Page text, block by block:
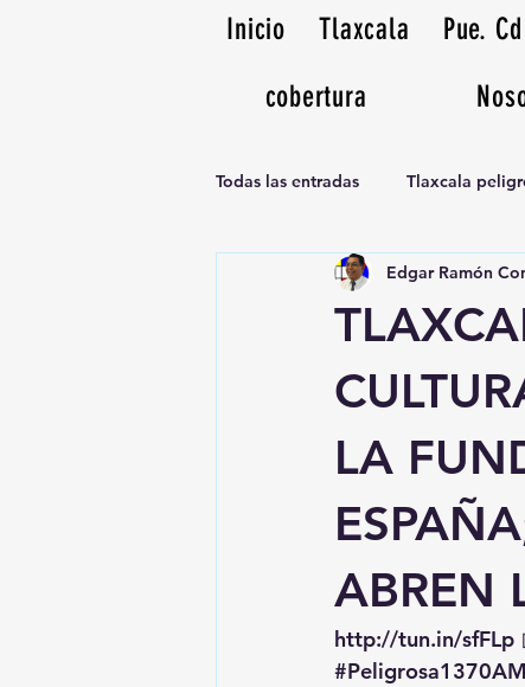
Inicio Tlaxcala Pue.
cobertura
Todas las entradas Tlaxcala
Noticias Musicales radio 1370am
LA
ABREN
Edgar Ramón
http://tun.in/sfFLp
#Peligrosa1370AM